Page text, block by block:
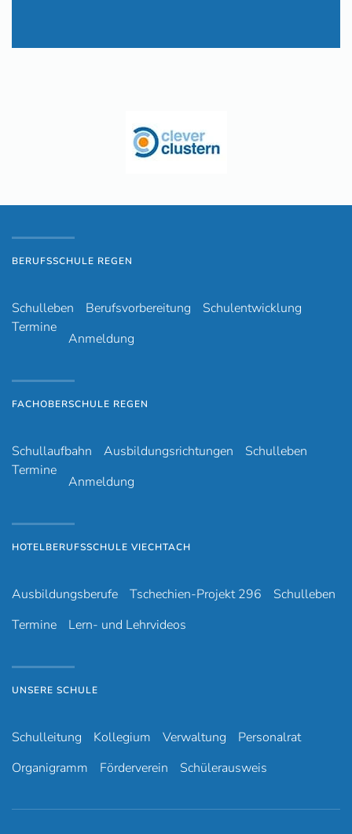
BERUFSSCHULE REGEN
Schulleben Berufsvorbereitung
Schulentwicklung
Termine
Anmeldung
FACHOBERSCHULE REGEN
Schullaufbahn Ausbildungsrichtungen
Schulleben
Termine
Anmeldung
HOTELBERUFSSCHULE VIECHTACH
Ausbildungsberufe Tschechien-Projekt 296
Schulleben
Termine
Lern- und Lehrvideos
UNSERE SCHULE
Schulleitung Kollegium Verwaltung
Personalrat
Organigramm
Förderverein Schülerausweis